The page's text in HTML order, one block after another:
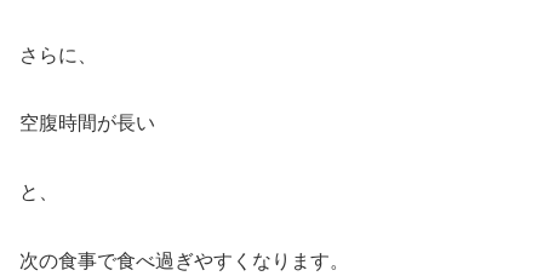
さらに、
空腹時間が長い
と、
次の食事で食べ過ぎやすくなります。